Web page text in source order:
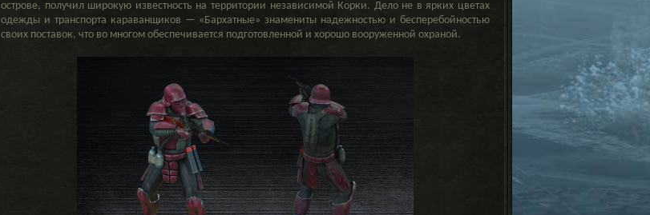
острове, получил широкую известность на территории независимой Корки. Дело не в ярких цветах
одежды и транспорта караванщиков — «Бархатные» знамениты надежностью и бесперебойностью
своих поставок, что во многом обеспечивается подготовленной и хорошо вооруженной охраной.